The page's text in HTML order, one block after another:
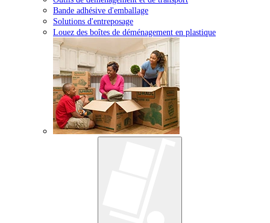
Bande adhésive d'emballage
Solutions d'entreposage
Louez des boîtes de déménagement en plastique